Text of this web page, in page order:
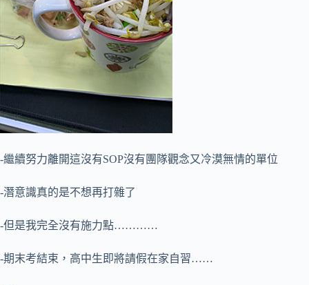
-繼續努力離開這沒有SOP沒有團隊觀念又冷漠無情的單位
-潛意識真的是不想再打雜了
-但是我完全沒有施力點…………
-期末考結束，高中生即將請假在家自習……